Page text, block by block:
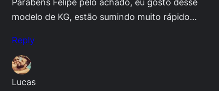
modelo de KG, estão sumindo muito rápido…
Reply
Lucas